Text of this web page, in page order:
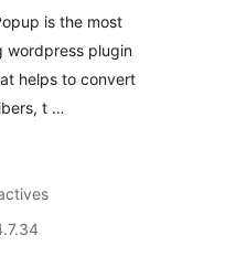
is the most
wordpress plugin
helps to convert
t …